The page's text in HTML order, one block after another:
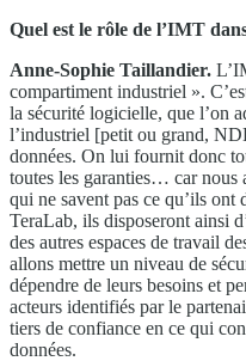
Quel est le rôle de l’IMT
Anne-Sophie Taillandier.
compartiment industriel ».
la sécurité logicielle, que l’on
l’industriel [petit ou grand,
données. On lui fournit donc
toutes les garanties… car nous
qui ne savent pas ce qu’ils
TeraLab, ils disposeront ainsi
des autres espaces de travail
allons mettre un niveau de
dépendre de leurs besoins et
acteurs identifiés par le
tiers de confiance en ce qui
données.